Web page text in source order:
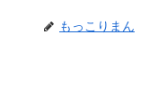
もっこりまん